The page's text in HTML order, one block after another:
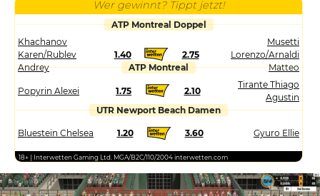
Wer gewinnt? Tippt jetzt!
ATP Montreal Doppel
Khachanov
Karen/Rublev
Andrey
1.40 2.75
Musetti
Lorenzo/Arnaldi
Matteo
ATP Montreal
Popyrin Alexei 1.75 2.10
Tirante Thiago
Agustin
UTR Newport Beach Damen
Bluestein Chelsea 1.20 3.60 Gyuro Ellie
18+ | Interwetten Gaming Ltd. MGA/B2C/110/2004 interwetten.com